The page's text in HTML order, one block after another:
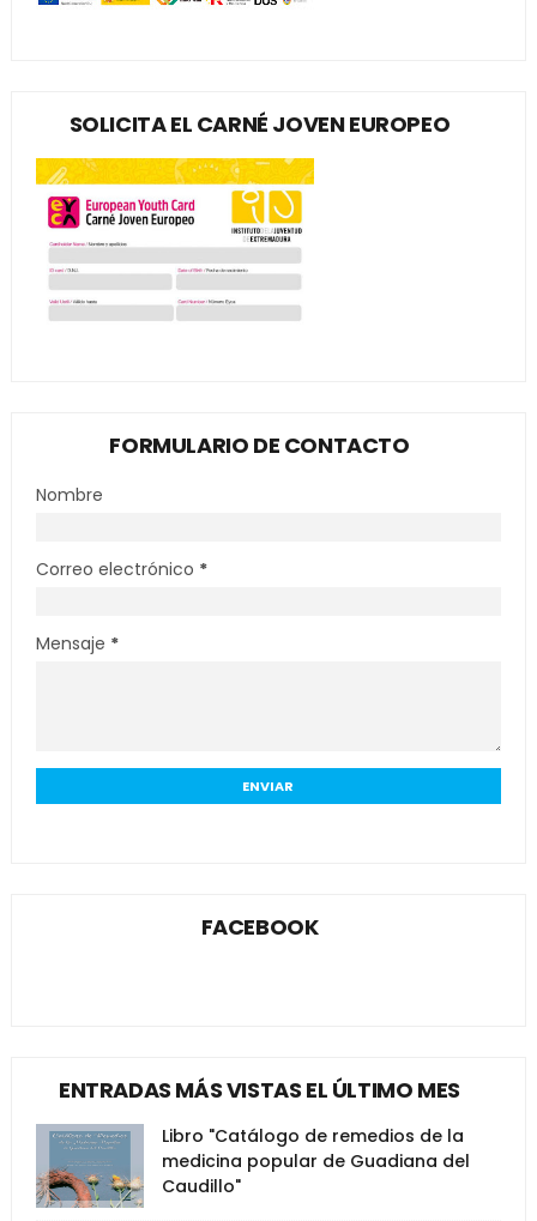
SOLICITA EL CARNÉ JOVEN EUROPEO
FORMULARIO DE CONTACTO
Nombre
Correo electrónico *
Mensaje *
FACEBOOK
ENTRADAS MÁS VISTAS EL ÚLTIMO MES
Libro "Catálogo de remedios de la
medicina popular de Guadiana del
Caudillo"